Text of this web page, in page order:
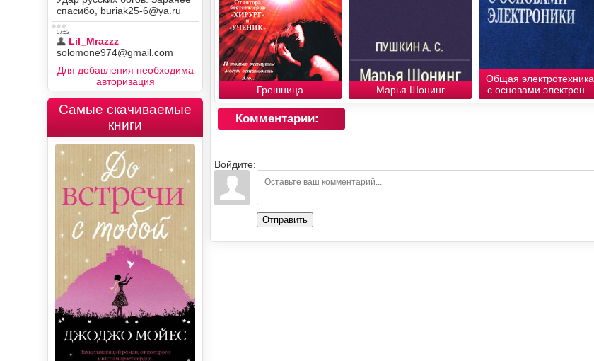
Грешница Марья Шонинг
Общая электротехника
с основами электрон...
Комментарии:
Войдите:
Отправить
Для добавления необходима
авторизация
Самые скачиваемые
книги